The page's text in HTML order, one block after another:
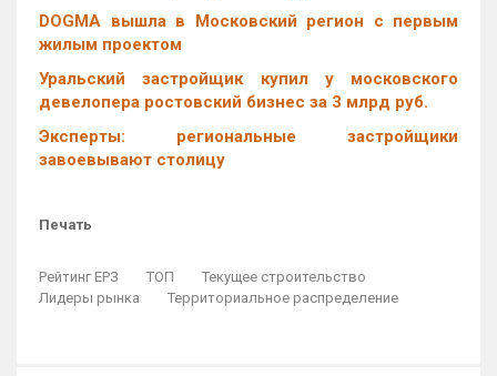
DOGMA вышла в Московский регион с первым
жилым проектом
Уральский застройщик купил у московского
девелопера ростовский бизнес за 3 млрд руб.
Эксперты: региональные застройщики
завоевывают столицу
Печать
Рейтинг ЕРЗ ТОП
Текущее строительство
Лидеры рынка
Территориальное распределение